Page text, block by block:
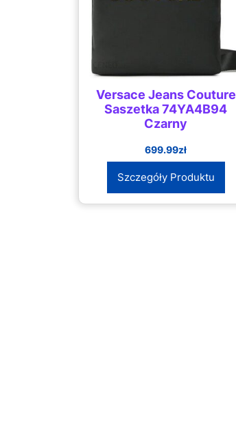
Versace Jeans Couture
Saszetka 74YA4B94
Czarny
699.99zł
Szczegóły Produktu